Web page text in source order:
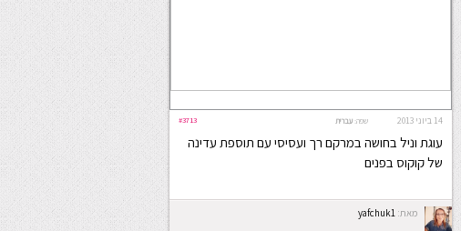
14 ביוני 2013 #3713 שפה: עברית
עוגת וניל בחושה במרקם רך ועסיסי עם תוספת עדינה
של קוקוס בפנים
מאת: yafchuk1